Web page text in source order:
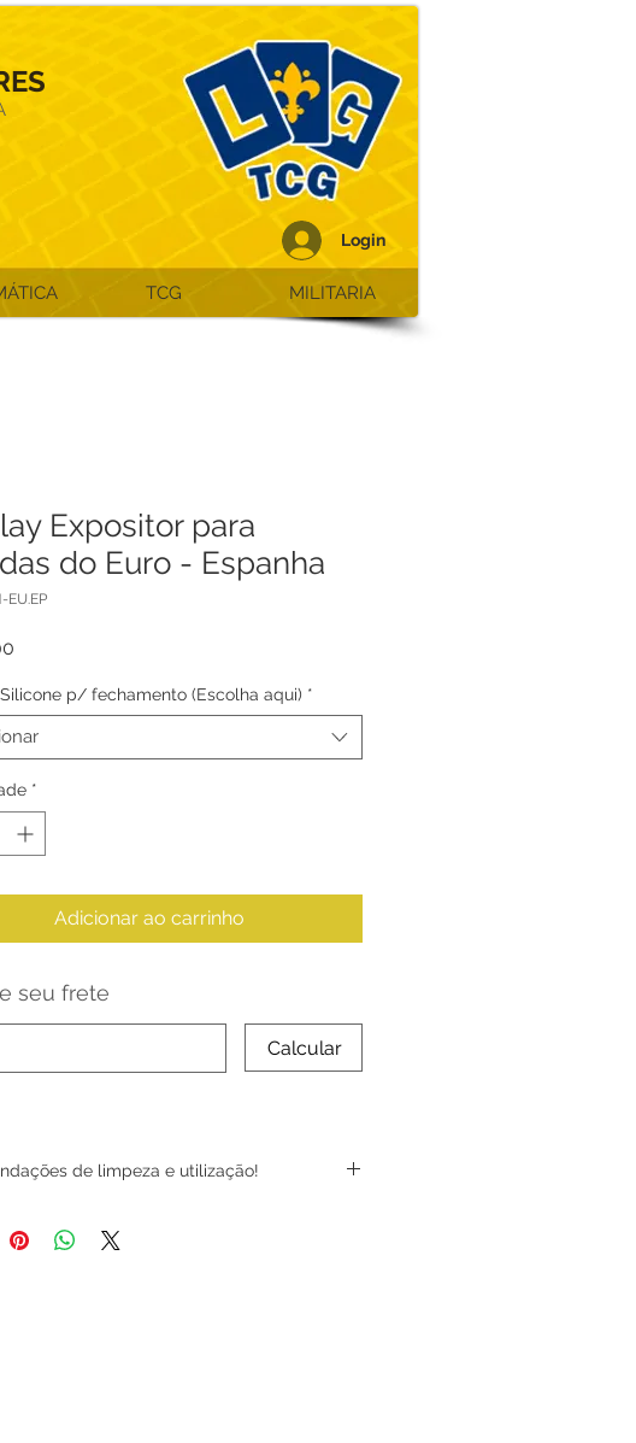
Login
TCG MILITARIA
Expositor para
do Euro - Espanha
EU.EP
p/ fechamento (Escolha aqui) *
*
Adicionar ao carrinho
seu frete
Calcular
de limpeza e utilização!
for necessário recomendamos o uso de luvas